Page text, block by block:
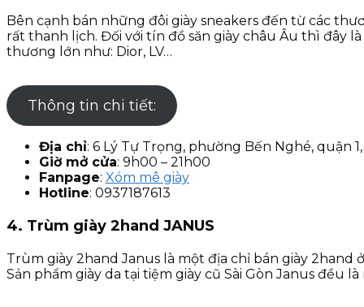
Bên cạnh bán những đôi giày sneakers đến từ các
rất thanh lịch. Đối với tín đồ săn giày châu Âu thì đây
thương lớn như: Dior, LV…
Thông tin chi tiết:
Địa chỉ: 6 Lý Tự Trọng, phường Bến Nghé, quận 1,
Giờ mở cửa: 9h00 – 21h00
Fanpage: Xóm mê giày
Hotline: 0937187613
4. Trùm giày 2hand JANUS
Trùm giày 2hand Janus là một địa chỉ bán giày
Sản phẩm giày da tại tiệm giày cũ Sài Gòn Janus đều